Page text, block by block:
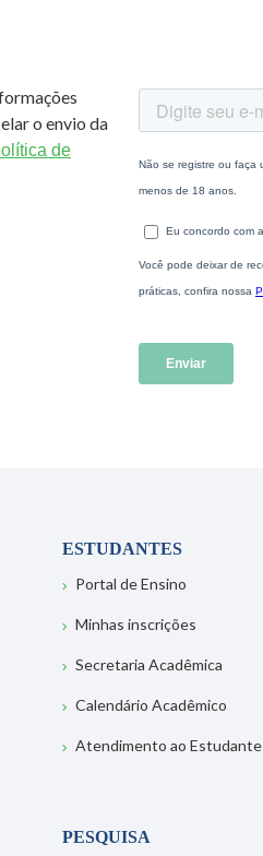
o envio da
de
ESTUDANTES
Portal de Ensino
Minhas inscrições
Secretaria Acadêmica
Calendário Acadêmico
Atendimento ao Estudante
PESQUISA